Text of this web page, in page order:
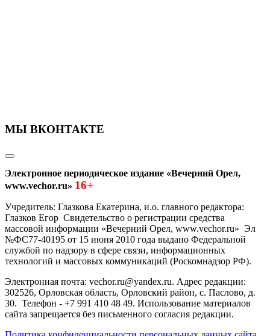
МЫ ВКОНТАКТЕ
Электронное периодическое издание «Вечерний Орел,
www.vechor.ru» 16+
Учредитель: Глазкова Екатерина, и.о. главного редактора:
Глазков Егор Свидетельство о регистрации средства
массовой информации «Вечерний Орел, www.vechor.ru» Эл
№ФС77-40195 от 15 июня 2010 года выдано Федеральной
службой по надзору в сфере связи, информационных
технологий и массовых коммуникаций (Роскомнадзор РФ).
Электронная почта: vechor.ru@yandex.ru. Адрес редакции:
302526, Орловская область, Орловский район, с. Паслово, д.
30. Телефон - +7 991 410 48 49. Использование материалов
сайта запрещается без письменного согласия редакции.